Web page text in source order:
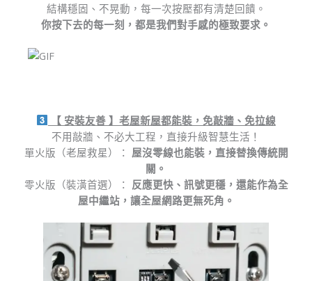
結構穩固、不晃動，每一次按壓都有清楚回饋。
你按下去的每一刻，都是我們對手感的極致要求。
【 安裝友善 】老屋新屋都能裝，免敲牆、免拉線
不用敲牆、不必大工程，直接升級智慧生活！
單火版（老屋救星）： 屋沒零線也能裝，直接替換傳統開
關。
零火版（裝潢首選）： 反應更快、訊號更穩，還能作為全
屋中繼站，讓全屋網路更無死角。